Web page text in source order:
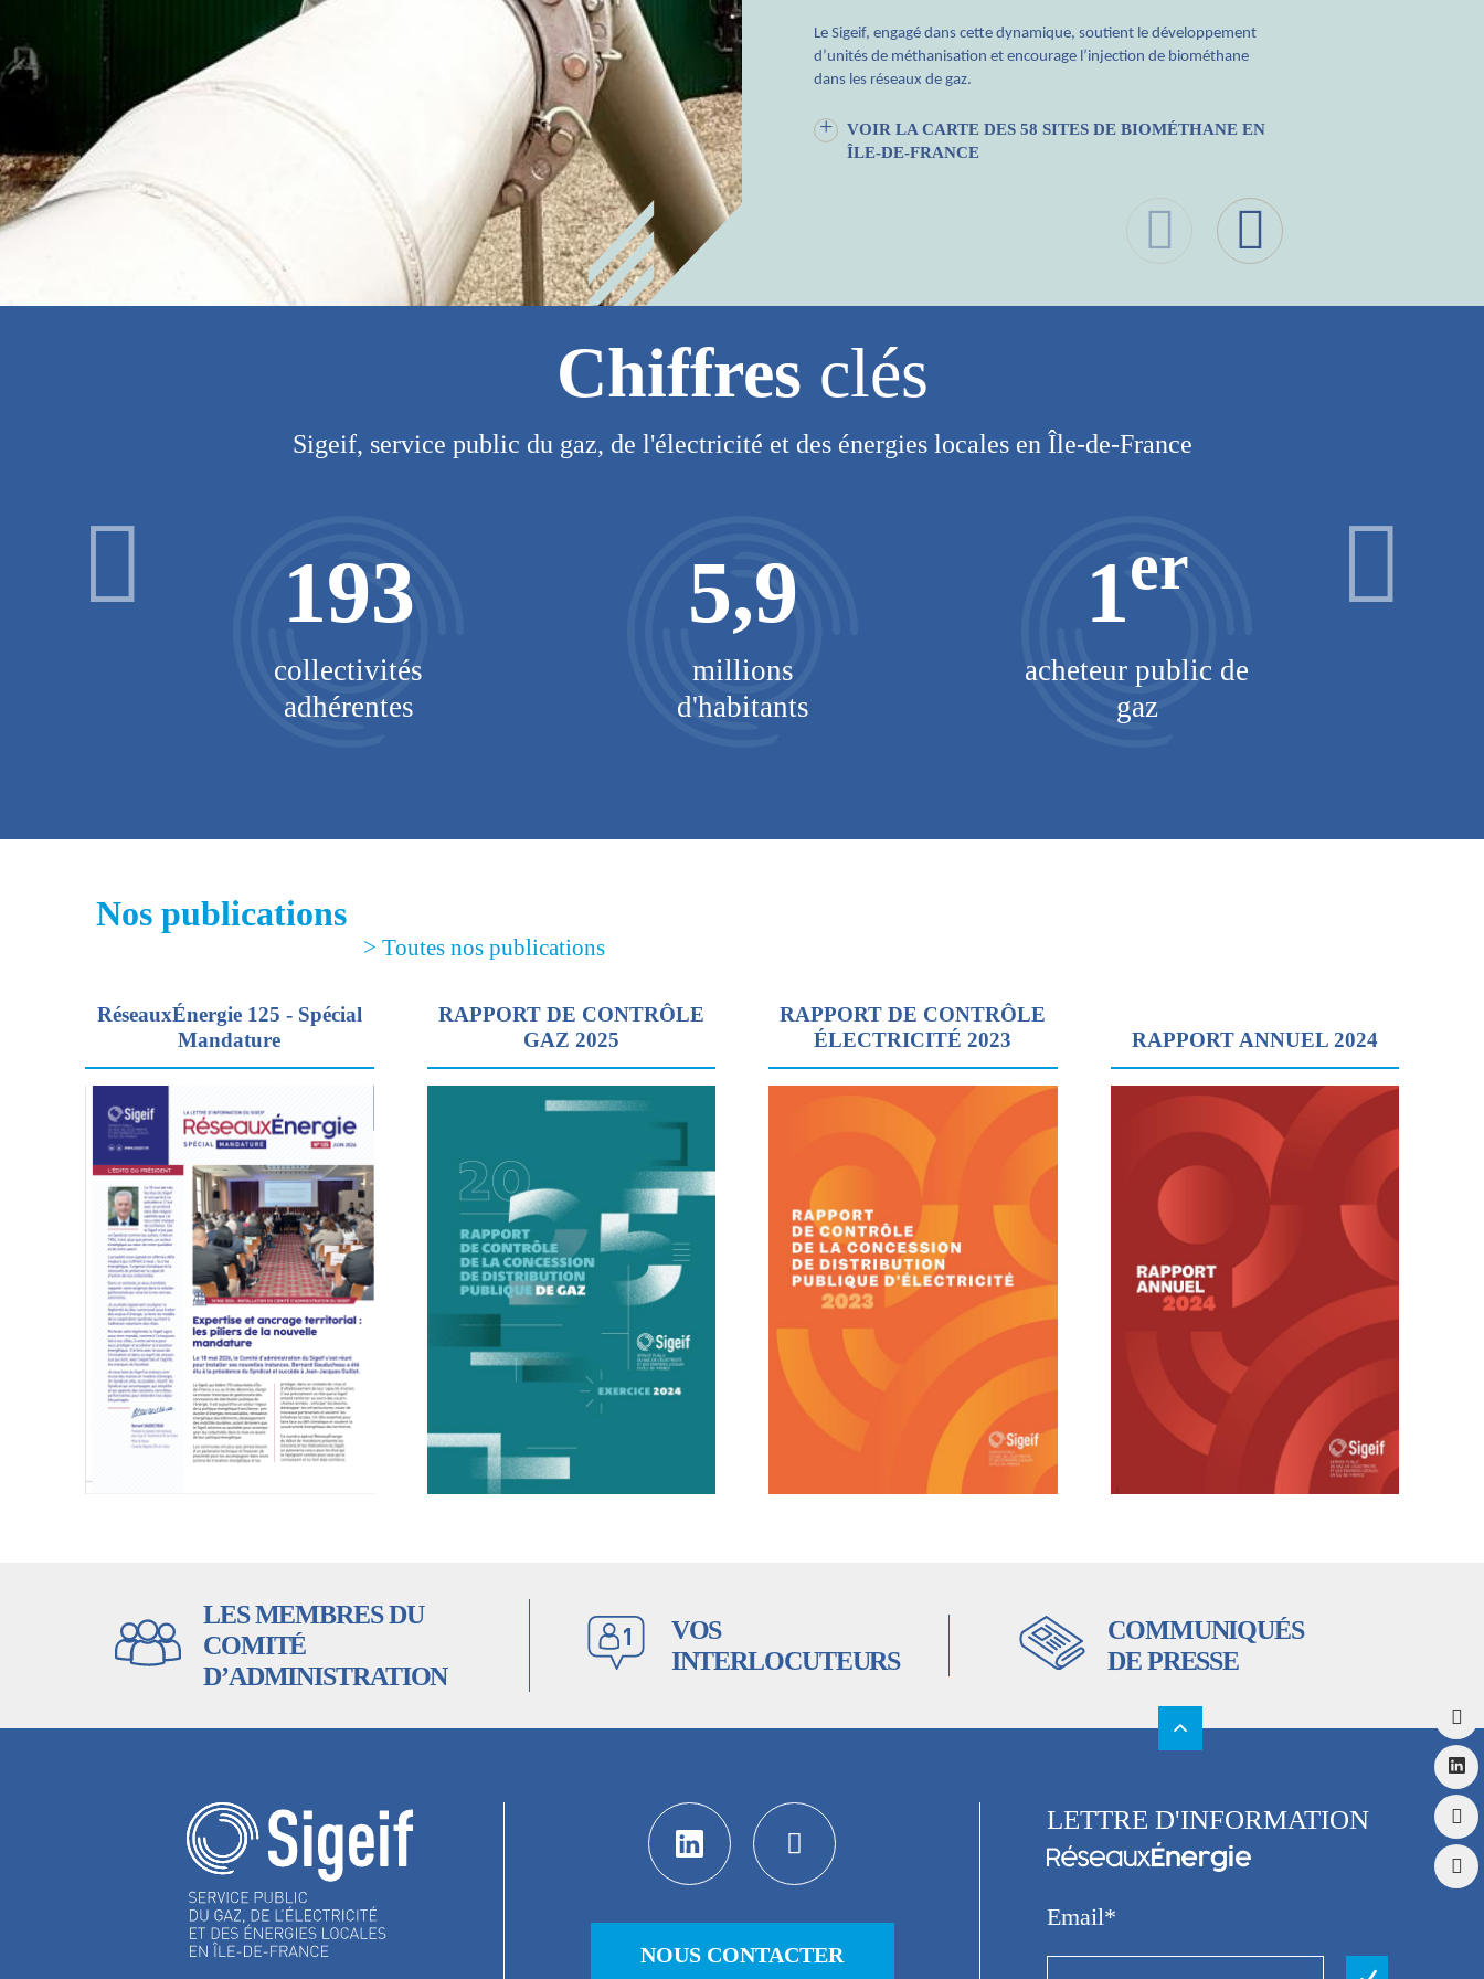
Le Sigeif, engagé dans cette dynamique, soutient le développement
d’unités de méthanisation et encourage l’injection de biométhane
dans les réseaux de gaz.
VOIR LA CARTE DES 58 SITES DE BIOMÉTHANE EN
ÎLE-DE-FRANCE
Chiffres clés
Sigeif, service public du gaz, de l'électricité et des énergies locales en Île-de-France
193
collectivités
adhérentes
5,9
millions
d'habitants
1er
acheteur public de
gaz
Nos publications
> Toutes nos publications
RéseauxÉnergie 125 - Spécial
Mandature
RAPPORT DE CONTRÔLE
GAZ 2025
RAPPORT DE CONTRÔLE
ÉLECTRICITÉ 2023
RAPPORT ANNUEL 2024
LES MEMBRES DU
COMITÉ
D’ADMINISTRATION
VOS
INTERLOCUTEURS
COMMUNIQUÉS
DE PRESSE
NOUS CONTACTER
LETTRE D'INFORMATION
Email